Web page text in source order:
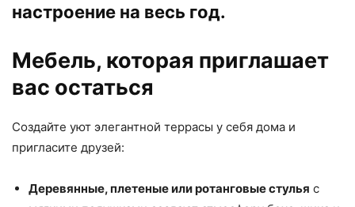
настроение на весь год.
Мебель, которая приглашает
вас остаться
Создайте уют элегантной террасы у себя дома и
пригласите друзей:
Деревянные, плетеные или ротанговые стулья с